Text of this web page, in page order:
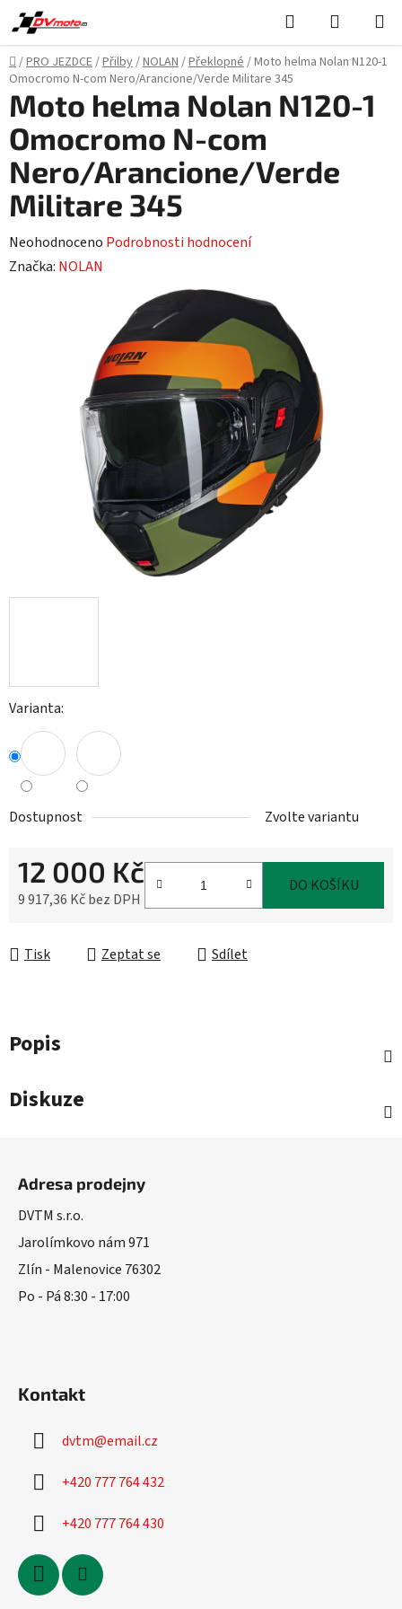
Přejít
na
obsah
Hledat
KOŠÍK
Domů
/PRO JEZDCE/Přilby/NOLAN/Překlopné/Moto helma Nolan N120-1
Omocromo N-com Nero/Arancione/Verde Militare 345
Varianta:
Dostupnost Zvolte variantu
12 000 Kč
9 917,36 Kč bez DPH
DO KOŠÍKU
Tisk Zeptat se Sdílet
Moto helma Nolan N120-1
Omocromo N-com
Nero/Arancione/Verde
Militare 345
Průměrné
hodnocení
Neohodnoceno Podrobnosti hodnocení
Značka: NOLAN
Popis
Diskuze
Adresa prodejny
DVTM s.r.o.
Jarolímkovo nám 971
Zlín - Malenovice 76302
Po - Pá 8:30 - 17:00
Kontakt
dvtm@email.cz
+420 777 764 432
+420 777 764 430